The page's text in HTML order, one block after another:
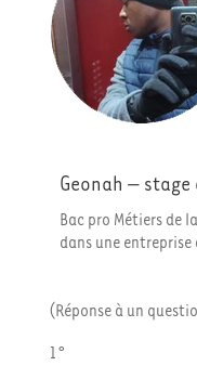
Geonah –
Bac pro Métiers de
dans une entreprise
(Réponse à un
1°